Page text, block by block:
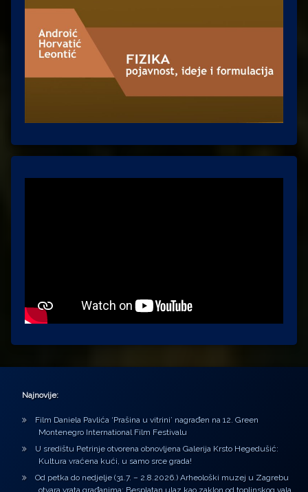
Najnovije:
Film Daniela Pavlića ‘Prašina u vitrini’ nagrađen na 12. Green
Montenegro International Film Festivalu
U središtu Petrinje otvorena obnovljena Galerija Krsto Hegedušić:
Kultura vraćena kući, u samo srce grada!
Od petka do nedjelje (31.7. – 2.8.2026.) Arheološki muzej u Zagrebu